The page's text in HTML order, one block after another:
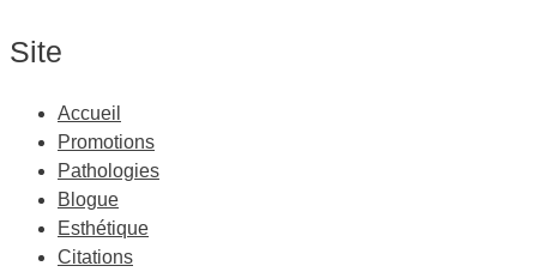
Site
Accueil
Promotions
Pathologies
Blogue
Esthétique
Citations